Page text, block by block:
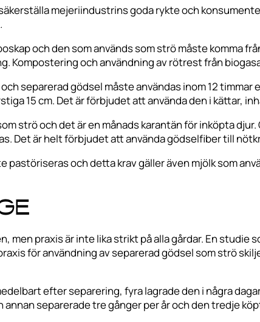
mejeriindustrins goda rykte och
och den som används som strö måste komma
Kompostering och användning av rötrest från
separerad gödsel måste användas inom 12
15 cm. Det är förbjudet att använda den i kättar,
strö och det är en månads karantän för inköpta
Det är helt förbjudet att använda gödselfiber till
och detta krav gäller även mjölk som
men praxis är inte lika strikt på alla gårdar. En studie
för användning av separerad gödsel som strö
efter separering, fyra lagrade den i några
separerade tre gånger per år och den tredje